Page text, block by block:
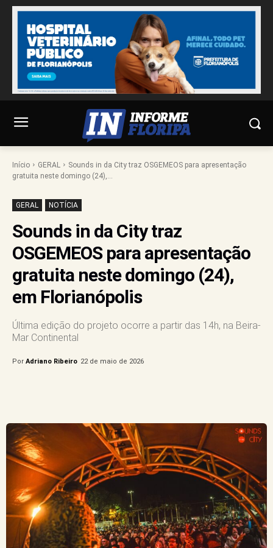
Início GERAL
Sounds in da City traz OSGEMEOS para apresentação
gratuita neste domingo (24),...
GERAL NOTÍCIA
Sounds in da City traz
OSGEMEOS para apresentação
gratuita neste domingo (24),
em Florianópolis
Última edição do projeto ocorre a partir das 14h, na Beira-
Mar Continental
Por Adriano Ribeiro 22 de maio de 2026